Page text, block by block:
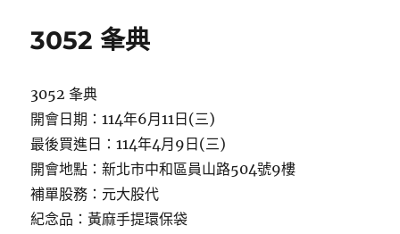
3052 夆典
3052 夆典
開會日期：114年6月11日(三)
最後買進日：114年4月9日(三)
開會地點：新北市中和區員山路504號9樓
補單股務：元大股代
紀念品：黃麻手提環保袋